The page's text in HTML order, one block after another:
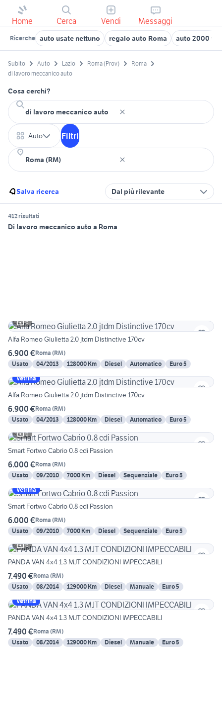
Home Cerca Vendi Messaggi
Ricerche auto usate nettuno regalo auto Roma auto 2000
Subito Auto Lazio Roma (Prov)
Roma
di lavoro meccanico auto
Cosa cerchi?
Auto Filtri
Salva ricerca Dal più rilevante
412 risultati
Di lavoro meccanico auto a Roma
6
Alfa Romeo Giulietta 2.0 jtdm Distinctive 170cv
6.900 €Roma (RM)
Usato
04/2013 128000 Km Diesel Automatico
Euro 5
Vetrina
Alfa Romeo Giulietta 2.0 jtdm Distinctive 170cv
6.900 €Roma (RM)
Usato
04/2013 128000 Km Diesel Automatico
Euro 5
6
Smart Fortwo Cabrio 0.8 cdi Passion
6.000 €Roma (RM)
Usato
09/2010 7000 Km Diesel Sequenziale
Euro 5
Vetrina
Smart Fortwo Cabrio 0.8 cdi Passion
6.000 €Roma (RM)
Usato
09/2010 7000 Km Diesel Sequenziale
Euro 5
6
PANDA VAN 4x4 1.3 MJT CONDIZIONI IMPECCABILI
7.490 €Roma (RM)
Usato
08/2014 129000 Km Diesel Manuale
Euro 5
Vetrina
PANDA VAN 4x4 1.3 MJT CONDIZIONI IMPECCABILI
7.490 €Roma (RM)
Usato
08/2014 129000 Km Diesel Manuale Euro 5